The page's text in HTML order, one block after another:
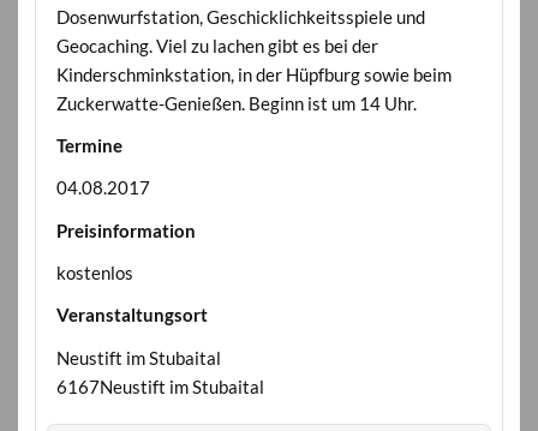
Dosenwurfstation, Geschicklichkeitsspiele und
Geocaching. Viel zu lachen gibt es bei der
Kinderschminkstation, in der Hüpfburg sowie beim
Zuckerwatte-Genießen. Beginn ist um 14 Uhr.
Termine
04.08.2017
Preisinformation
kostenlos
Veranstaltungsort
Neustift im Stubaital
6167Neustift im Stubaital